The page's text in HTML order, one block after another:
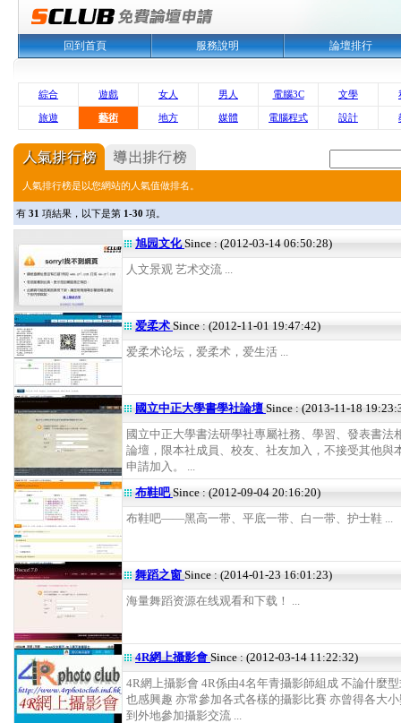
回到首頁 服務說明 論壇排行
綜合 遊戲 女人 男人 電腦3C 文學
旅遊 藝術 地方 媒體 電腦程式 設計
人氣排行榜是以您網站的人氣值做排名。
有 31 項結果，以下是第 1-30 項。
旭园文化Since : (2012-03-14 06:50:28)
人文景观 艺术交流 ...
爱柔术Since : (2012-11-01 19:47:42)
爱柔术论坛，爱柔术，爱生活 ...
國立中正大學書學社論壇 Since : (2013-11-18
國立中正大學書法研學社專屬社務、學習、發表書法
論壇，限本社成員、校友、社友加入，不接受其他與
申請加入。 ...
布鞋吧Since : (2012-09-04 20:16:20)
布鞋吧——黑高一带、平底一带、白一带、护士鞋 ...
舞蹈之窗 Since : (2014-01-23 16:01:23)
海量舞蹈资源在线观看和下载！ ...
4R網上攝影會 Since : (2012-03-14 11:22:32)
4R網上攝影會 4R係由4名年青攝影師組成 不論什麼
也感興趣 亦常參加各式各樣的攝影比賽 亦曾得各大
到外地參加攝影交流 ...